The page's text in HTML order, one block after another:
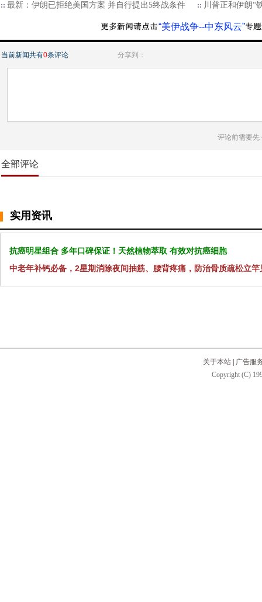
最新：伊朗已拒绝美国方案 并自行提出5终战条件
川普正和伊朗“
“美伊战争--中东风云”
当前新闻共有0条评论 分享到：
评论前需要先
全部评论
实用资讯
抗癌明星组合 多年口碑保证！天然植物萃取 有效对抗癌细胞
中老年补钙必备，2星期消除夜间抽筋、腰背疼痛，防治骨质疏松立竿
关于本站
广告服
Copyright (C)